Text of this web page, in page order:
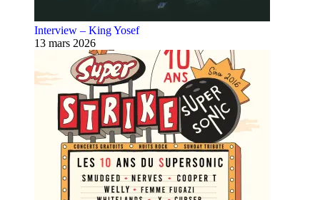
Interview – King Yosef
13 mars 2026